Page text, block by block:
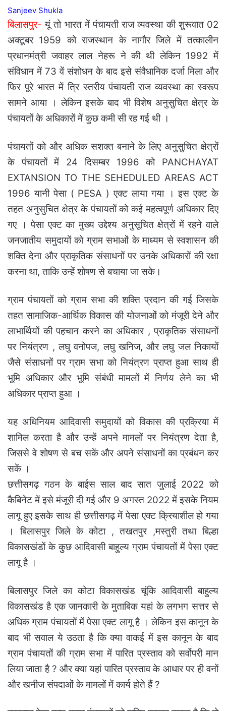
Sanjeev Shukla
बिलासपुर-यूं तो भारत में पंचायती राज व्यवस्था की शुरूवात 02
अक्टूबर 1959 को राजस्थान के नागौर जिले में तत्कालीन
प्रधानमंत्री जवाहर लाल नेहरू ने की थी लेकिन 1992 में
संविधान में 73 वें संशोधन के बाद इसे संवैधानिक दर्जा मिला और
फिर पूरे भारत में त्रि स्तरीय पंचायती राज व्यवस्था का स्वरूप
सामने आया । लेकिन इसके बाद भी विशेष अनुसुचित क्षेत्र के
पंचायतों के अधिकारों में कुछ कमी सी रह गई थी ।
पंचायतों को और अधिक सशक्त बनाने के लिए अनुसुचित क्षेत्रों
के पंचायतों में 24 दिसम्बर 1996 को PANCHAYAT
EXTANSION TO THE SEHEDULED AREAS ACT
1996 यानी पेसा ( PESA ) एक्ट लाया गया ।इस एक्ट के
तहत अनुसुचित क्षेत्र के पंचायतों को कई महत्वपूर्ण अधिकार दिए
गए । पेसा एक्ट का मुख्य उद्देश्य अनुसूचित क्षेत्रों में रहने वाले
जनजातीय समुदायों को ग्राम सभाओं के माध्यम से स्वशासन की
शक्ति देना और प्राकृतिक संसाधनों पर उनके अधिकारों की रक्षा
करना था, ताकि उन्हें शोषण से बचाया जा सके।
ग्राम पंचायतों को ग्राम सभा की शक्ति प्रदान की गई जिसके
तहत सामाजिक-आर्थिक विकास की योजनाओं को मंजूरी देने और
लाभार्थियों की पहचान करने का अधिकार , प्राकृतिक संसाधनों
पर नियंत्रण , लघु वनोपज, लघु खनिज, और लघु जल निकायों
जैसे संसाधनों पर ग्राम सभा को नियंत्रण प्राप्त हुआ साथ ही
भूमि अधिकार और भूमि संबंधी मामलों में निर्णय लेने का भी
अधिकार प्राप्त हुआ ।
यह अधिनियम आदिवासी समुदायों को विकास की प्रक्रिया में
शामिल करता है और उन्हें अपने मामलों पर नियंत्रण देता है,
जिससे वे शोषण से बच सकें और अपने संसाधनों का प्रबंधन कर
सकें ।
छत्तीसगढ़ गठन के बाईस साल बाद सात जुलाई 2022 को
कैबिनेट में इसे मंजूरी दी गई और 9 अगस्त 2022 में इसके नियम
लागू हुए इसके साथ ही छत्तीसगढ़ में पेसा एक्ट क्रियाशील हो गया
। बिलासपुर जिले के कोटा , तखतपुर ,मस्तुरी तथा बिल्हा
विकासखंडों के कुुछ आदिवासी बाहुल्य ग्राम पंचायतों में पेसा एक्ट
लागू है ।
बिलासपुर जिले का कोटा विकासखंड चूंकि आदिवासी बाहुल्य
विकासखंड है एक जानकारी के मुताबिक यहां के लगभग सत्तर से
अधिक ग्राम पंचायतों में पेसा एक्ट लागू है । लेकिन इस कानून के
बाद भी सवाल ये उठता है कि क्या वाकई में इस कानून के बाद
ग्राम पंचायतों की ग्राम सभा में पारित प्रस्ताव को सर्वोपरी मान
लिया जाता है ? और क्या यहां पारित प्रस्ताव के आधार पर ही वनों
और खनीज संपदाओं के मामलों में कार्य होते हैं ?